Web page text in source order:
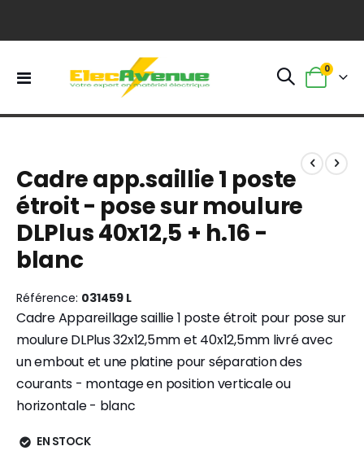
Basculer
Panier
0
the
end
of
the
images
gallery
the
beginning
of
the
images
gallery
Cadre app.saillie 1 poste
étroit - pose sur moulure
DLPlus 40x12,5 + h.16 -
blanc
Référence 031459 L
Cadre Appareillage saillie 1 poste étroit pour pose sur
moulure DLPlus 32x12,5mm et 40x12,5mm livré avec
un embout et une platine pour séparation des
courants - montage en position verticale ou
horizontale - blanc
EN STOCK